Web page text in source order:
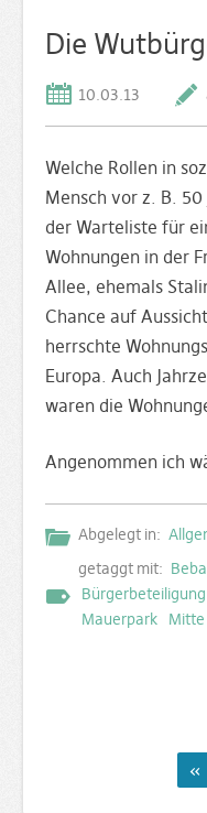
Die
10.03.13
Welche Rollen in
Mensch vor z. B.
der Warteliste für
Wohnungen in der
Allee, ehemals
Chance auf
herrschte
Europa. Auch
waren die
Angenommen ich
Abgelegt in:
getaggt mit:
Bürgerbeteiligung
Mauerpark
Mitte
«